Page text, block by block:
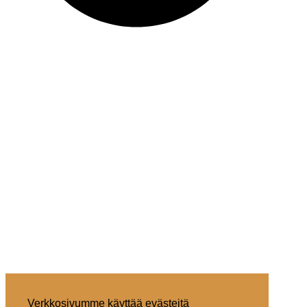
Verkkosivumme käyttää evästeitä